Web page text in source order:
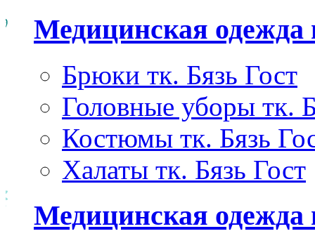
Медицинская одежда
Брюки тк. Бязь Гост
Головные уборы тк.
Костюмы тк. Бязь
Халаты тк. Бязь Гост
Медицинская одежда